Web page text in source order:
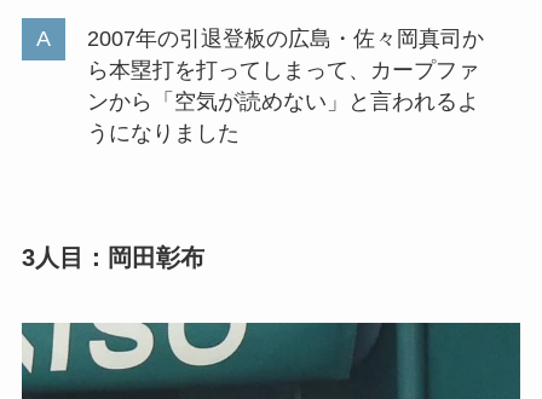
2007年の引退登板の広島・佐々岡真司か
ら本塁打を打ってしまって、カープファ
ンから「空気が読めない」と言われるよ
うになりました
3人目：岡田彰布